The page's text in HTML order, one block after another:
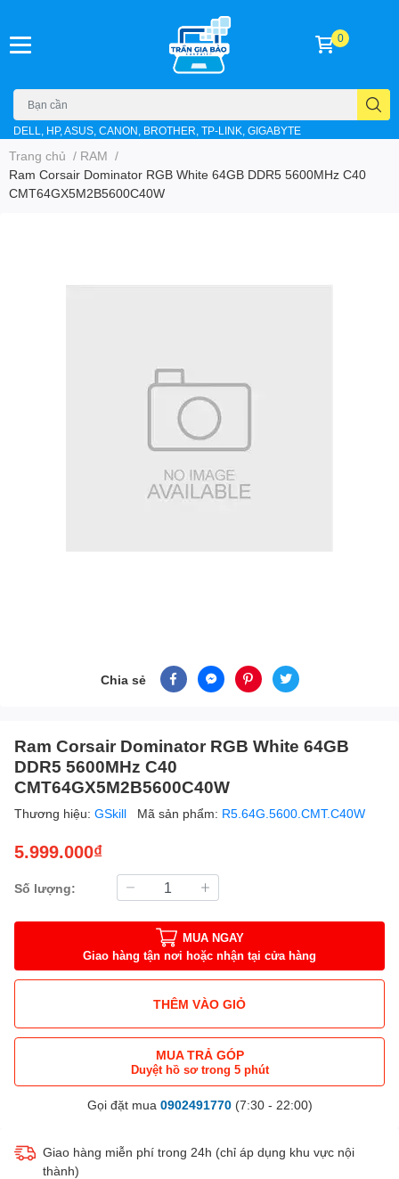
DELL, HP, ASUS, CANON, BROTHER, TP-LINK, GIGABYTE
0
Trang chủ / RAM /
Ram Corsair Dominator RGB White 64GB DDR5 5600MHz C40
CMT64GX5M2B5600C40W
Chia sẻ
Ram Corsair Dominator RGB White 64GB
DDR5 5600MHz C40
CMT64GX5M2B5600C40W
Thương hiệu: GSkill Mã sản phẩm: R5.64G.5600.CMT.C40W
5.999.000₫
Số lượng:
MUA NGAY
Giao hàng tận nơi hoặc nhận tại cửa hàng
THÊM VÀO GIỎ
MUA TRẢ GÓP
Duyệt hồ sơ trong 5 phút
Gọi đặt mua 0902491770(7:30 - 22:00)
Giao hàng miễn phí trong 24h (chỉ áp dụng khu vực nội
thành)